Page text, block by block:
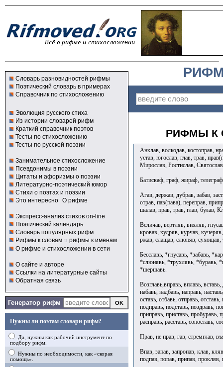
Словарь разновидностей рифмы
Поэтический словарь в примерах
Справочник по стихосложению
Эволюция русского стиха
Из истории словарей рифм
Краткий справочник поэтов
Тесты по стихосложению
Тесты по русской поэзии
Занимательное стихосложение
Псевдонимы в поэзии
Цитаты и афоризмы о поэзии
Литературно-поэтический юмор
Стихи о поэтах и поэзии
Это интересно О рифме
Экспресс-анализ стихов on-line
Поэтический календарь
Словарь популярных рифм
Рифмы к словам и рифмы к именам
О рифме и стихосложении в сети
О сайте и авторе
Ссылки на литературные сайты
Обратная связь
Генератор рифм
Нужны ли поэтам словари рифм?
Да, нужны как рабочий инструмент по
подбору рифм.
Нужны по необходимости, как «скорая
помощь».
РИФМЫ К
Анклав, волкодав, костоправ,
устав, югослав, глав, трав,
Мирослав, Ростислав,
Батискаф, граф, жираф,
Агав, держав, дубрав, забав,
отрав, пав(пава), переправ,
шалав, прав, трав, глав, булав,
Величав, вертляв, вихляв,
кровав, кудряв, курчав,
ржав, слащав, слюняв,
Бесславь, *гнусавь, *забавь,
*слюнявь, *трухлявь, *буравь,
*шершавь.
Возглавь,вправь, вплавь,
набавь, надбавь, направь,
оставь, отбавь, отправь,
подправь, подставь, поздравь,
приправь, приставь, пробуравь,
расправь, расставь, сопоставь,
Прав, не прав, гав, стремглав,
Впав, запав, запропав, клав,
подпав, попав, припав, прокляв,